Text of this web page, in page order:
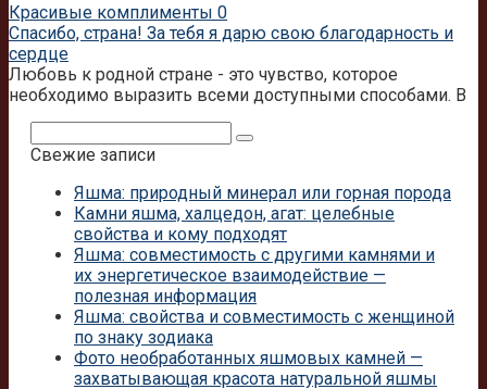
Красивые комплименты 0
Спасибо, страна! За тебя я дарю свою благодарность и
сердце
Любовь к родной стране - это чувство, которое
необходимо выразить всеми доступными способами. В
Свежие записи
Яшма: природный минерал или горная порода
Камни яшма, халцедон, агат: целебные
свойства и кому подходят
Яшма: совместимость с другими камнями и
их энергетическое взаимодействие —
полезная информация
Яшма: свойства и совместимость с женщиной
по знаку зодиака
Фото необработанных яшмовых камней —
захватывающая красота натуральной яшмы